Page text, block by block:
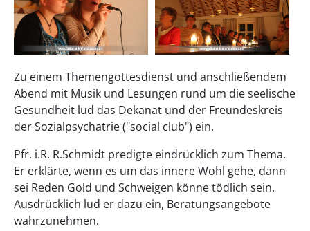
Zu einem Themengottesdienst und anschließendem
Abend mit Musik und Lesungen rund um die seelische
Gesundheit lud das Dekanat und der Freundeskreis
der Sozialpsychatrie ("social club") ein.
Pfr. i.R. R.Schmidt predigte eindrücklich zum Thema.
Er erklärte, wenn es um das innere Wohl gehe, dann
sei Reden Gold und Schweigen könne tödlich sein.
Ausdrücklich lud er dazu ein, Beratungsangebote
wahrzunehmen.